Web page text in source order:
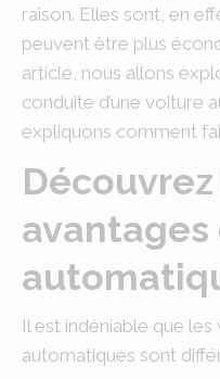
raison. Elles sont, en
peuvent être plus
article, nous allons
conduite d’une voiture
expliquons comment
avantages
Il est indéniable que
automatiques sont